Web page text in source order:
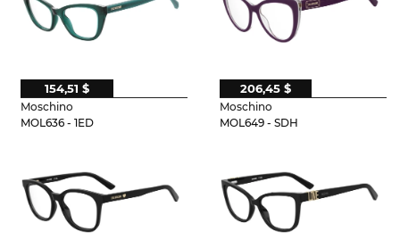
Moschino
MOL636 - 1ED
154,51 $
Moschino
MOL649 - SDH
206,45 $